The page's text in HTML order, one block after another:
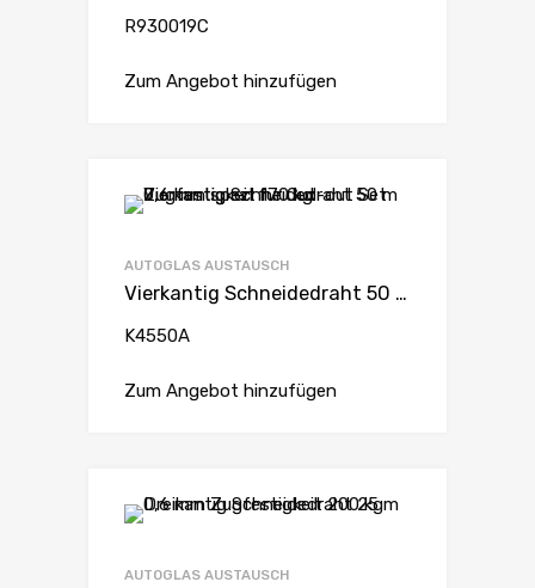
R930019C
Zum Angebot hinzufügen
AUTOGLAS AUSTAUSCH
Vierkantig Schneidedraht 50 m 0,6 mm spez. für Cut-out Set Zugfestigkeit 170 kg
K4550A
Zum Angebot hinzufügen
AUTOGLAS AUSTAUSCH